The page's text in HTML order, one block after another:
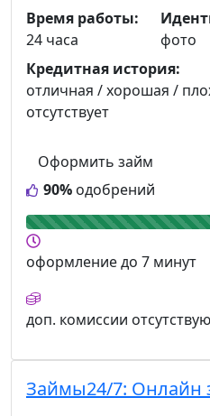
90% одобрений
Оформить займ
Время работы:
24 часа
фото
Кредитная история:
отличная / хорошая /
отсутствует
оформлениедо 7 минут
доп. комиссии
Займы24/7: Онлайн